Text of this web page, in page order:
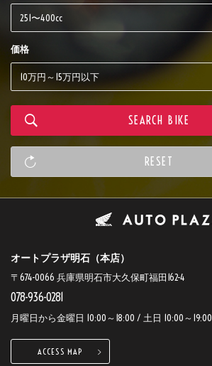
価格
オートプラザ明石（本店）
〒674-0066 兵庫県明石市大久保町福田162-4
078-936-0281
月曜日から金曜日 10:00～18:00 / 土日 10:00～19:00
ACCESS MAP